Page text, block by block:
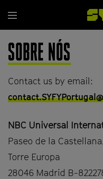
para
o
principal
Menu
SOBRE NÓS
Contact us by email:
NBC Universal
Paseo de la
Torre Europa
28046 Madrid B-